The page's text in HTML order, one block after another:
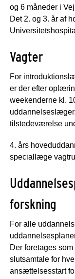
og 6 måneder i
Det 2. og 3. år af
Vagter
For
er der efter
weekenderne kl.
tilstedeværelse
4. års
speciallæge
forskning
For alle
Der foretages
slutsamtale for
ansættelsesstart